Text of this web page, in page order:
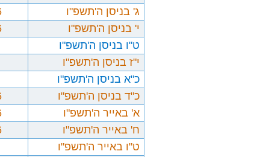
ג' בניסן ה'תשפ"ו
י' בניסן ה'תשפ"ו
ט"ו בניסן ה'תשפ"ו
י"ז בניסן ה'תשפ"ו
כ"א בניסן ה'תשפ"ו
כ"ד בניסן ה'תשפ"ו
א' באייר ה'תשפ"ו
ח' באייר ה'תשפ"ו
ט"ו באייר ה'תשפ"ו